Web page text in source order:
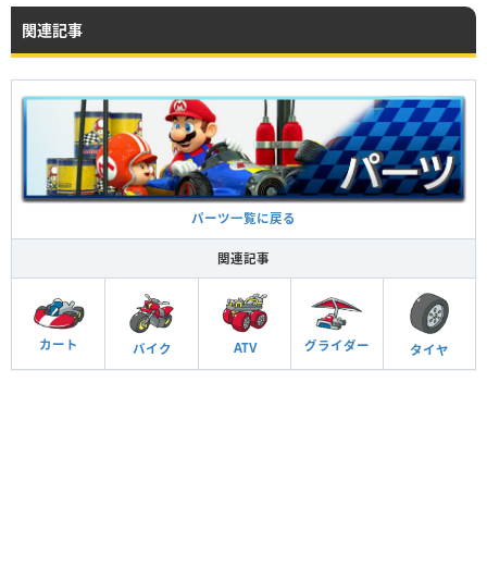
関連記事
パーツ一覧に戻る
関連記事
カート バイク ATV グライダー タイヤ